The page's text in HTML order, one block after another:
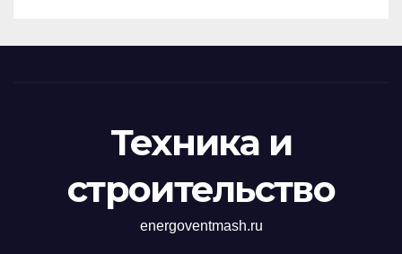
Техника и
строительство
energoventmash.ru